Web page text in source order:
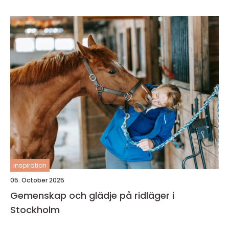
inspiration
05. October 2025
Gemenskap och glädje på ridläger i
Stockholm